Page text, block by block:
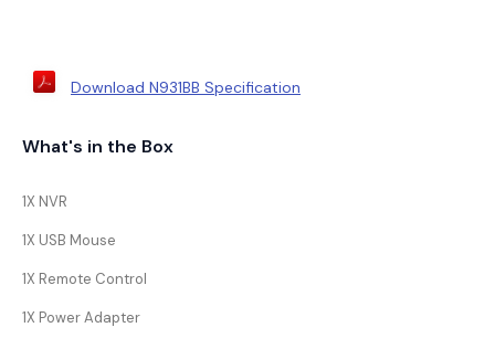
Download N931BB Specification
What's in the Box
1X NVR
1X USB Mouse
1X Remote Control
1X Power Adapter